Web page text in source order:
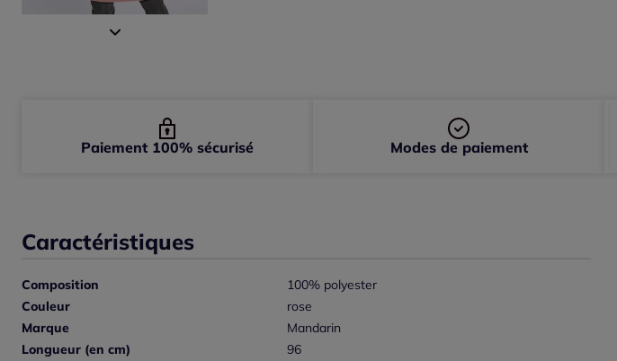
Caractéristiques
Composition
100% polyester
Couleur
rose
Marque
Mandarin
Longueur (en cm)
96
Paiement 100% sécurisé Modes de paiement